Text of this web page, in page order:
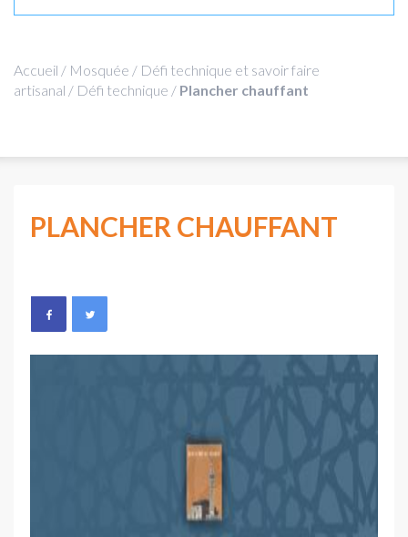
Accueil / Mosquée / Défi technique et savoir faire
artisanal / Défi technique / Plancher chauffant
PLANCHER CHAUFFANT